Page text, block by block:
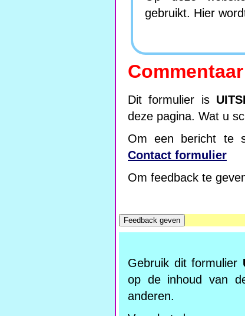
gebruikt. Hier
Dit formulier is
deze pagina. Wat u
Om een bericht te
Contact formulier
Om feedback te
Gebruik dit formulier
op de inhoud van
anderen.